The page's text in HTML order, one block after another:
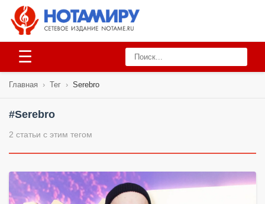
☰
Главная › Тег › Serebro
#Serebro
2 статьи с этим тегом